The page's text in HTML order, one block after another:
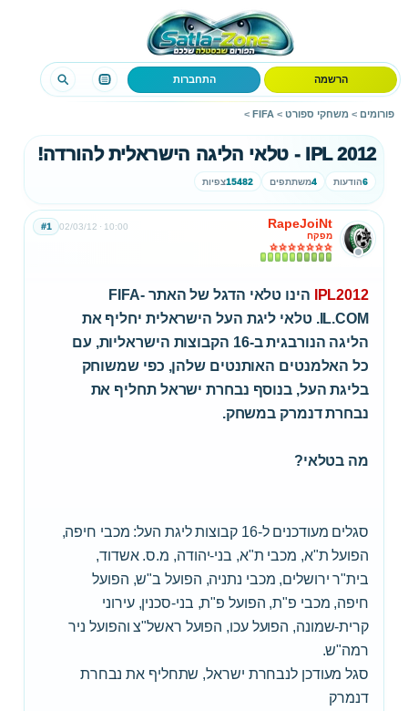
הרשמה התחברות
פורומים > משחקי ספורט >
FIFA
>
IPL 2012 - טלאי הליגה הישראלית להורדה!
6הודעות 4משתתפים 15482צפיות
RapeJoiNt
מפקח
02/03/12 10:00
#1
IPL2012
הינו טלאי הדגל של האתר FIFA-
IL.COM. טלאי ליגת העל הישראלית יחליף את
הליגה הנורבגית ב-16 הקבוצות הישראליות, עם
כל האלמנטים האותנטים שלהן, כפי שמשוחק
בליגת העל, בנוסף נבחרת ישראל תחליף את
נבחרת דנמרק במשחק.
מה בטלאי?
סגלים מעודכנים ל-16 קבוצות ליגת העל: מכבי חיפה,
הפועל ת"א, מכבי ת"א, בני-יהודה, מ.ס. אשדוד,
בית"ר ירושלים, מכבי נתניה, הפועל ב"ש, הפועל
חיפה, מכבי פ"ת, הפועל פ"ת, בני-סכנין, עירוני
קרית-שמונה, הפועל עכו, הפועל ראשל"צ והפועל ניר
רמה"ש.
סגל מעודכן לנבחרת ישראל, שתחליף את נבחרת
דנמרק